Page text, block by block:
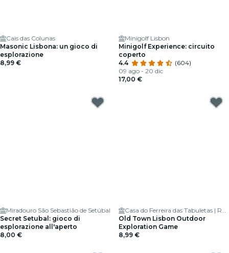
Cais das Colunas
Masonic Lisbona: un gioco di
esplorazione
8,99 €
Minigolf Lisbon
Minigolf Experience: circuito
coperto
4.4
(604)
09 ago - 20 dic
17,00 €
Miradouro São Sebastião de Setúbal
Secret Setubal: gioco di
esplorazione all'aperto
8,00 €
Casa do Ferreira das Tabuletas | Rua Trindade
Old Town Lisbon Outdoor
Exploration Game
8,99 €